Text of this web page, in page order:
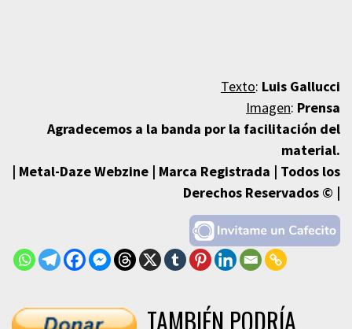
Texto: Luis Gallucci
Imagen: Prensa
Agradecemos a la banda por la facilitación del
material.
| Metal-Daze Webzine | Marca Registrada | Todos los
Derechos Reservados © |
TAMBIÉN PODRÍA